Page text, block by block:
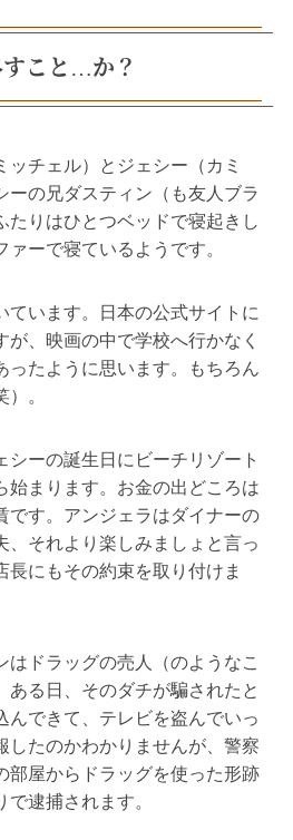
こと…か？
ッチェル）とジェシー（カミ
ーの兄ダスティン（も友人ブラ
たりはひとつベッドで寝起きし
ーで寝ているようです。
ています。日本の公式サイトに
が、映画の中で学校へ行かなく
ったように思います。もちろん
。
シーの誕生日にビーチリゾート
始まります。お金の出どころは
です。アンジェラはダイナーの
、それより楽しみましょと言っ
長にもその約束を取り付けま
はドラッグの売人（のようなこ
ある日、そのダチが騙されたと
んできて、テレビを盗んでいっ
したのかわかりませんが、警察
部屋からドラッグを使った形跡
逮捕されます。